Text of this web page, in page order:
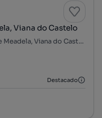
Viana do Castelo
Santa Maria Maior e Monserrate e Meadela, Viana do Castelo, Viana do Castelo
Destacado